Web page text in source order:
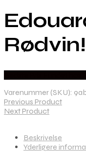
Rødvin!
Varenummer (SKU):
Previous Product
Next Product
Beskrivelse
Yderligere